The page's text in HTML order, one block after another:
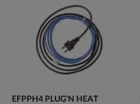
EFPPH4 PLUG'N HEAT